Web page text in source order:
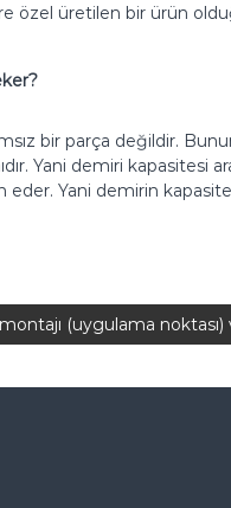
özel üretilen bir ürün
bir parça değildir.
Yani demiri kapasitesi
eder. Yani demirin
(uygulama